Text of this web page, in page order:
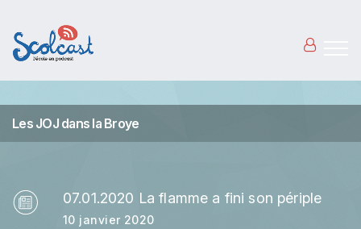
Les JOJ dans la Broye
07.01.2020 La flamme a fini son périple
10 janvier 2020